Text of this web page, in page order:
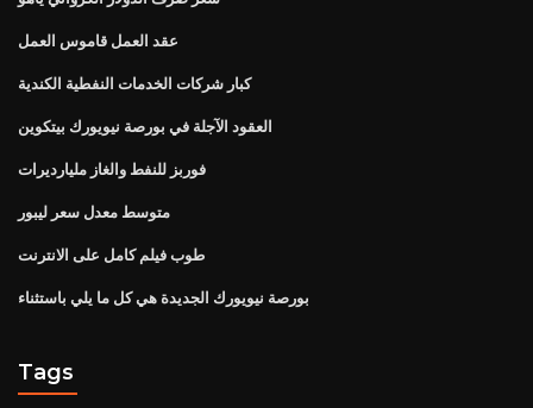
عقد العمل قاموس العمل
كبار شركات الخدمات النفطية الكندية
العقود الآجلة في بورصة نيويورك بيتكوين
فوربز للنفط والغاز مليارديرات
متوسط ​​معدل سعر ليبور
طوب فيلم كامل على الانترنت
بورصة نيويورك الجديدة هي كل ما يلي باستثناء
Tags